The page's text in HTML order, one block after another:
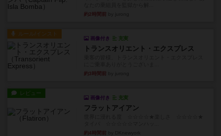
約2時間前
ルール/インスト
画像付き 充実
トランスオリエント・エクスプレス
約3時間前
レビュー
画像付き 充実
フラットアイアン
約4時間前